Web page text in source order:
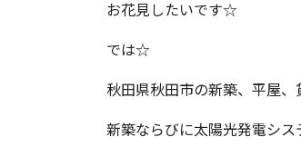
お花見したいです☆
では☆
秋田県秋田市の新築、平屋
新築ならびに太陽光発電シス